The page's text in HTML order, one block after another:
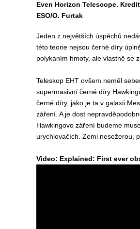
Even Horizon Telescope.
ESO/O. Furtak
Jeden z největších úspěchů
této teorie nejsou černé díry
polykáním hmoty, ale vlastně se
Teleskop EHT ovšem neměl
supermasivní černé díry
černé díry, jako je ta v galaxii
záření. A je dost
Hawkingovo záření budeme
urychlovačích. Zemi nesežerou,
Video: Explained: First ever